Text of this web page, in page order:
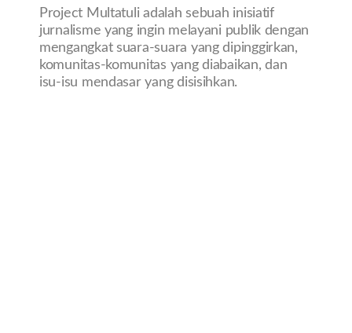
Project Multatuli adalah sebuah inisiatif
jurnalisme yang ingin melayani publik dengan
mengangkat suara-suara yang dipinggirkan,
komunitas-komunitas yang diabaikan, dan
isu-isu mendasar yang disisihkan.